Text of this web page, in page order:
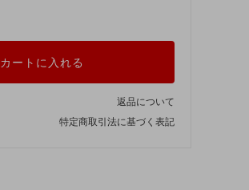
カートに入れる
返品について
特定商取引法に基づく表記